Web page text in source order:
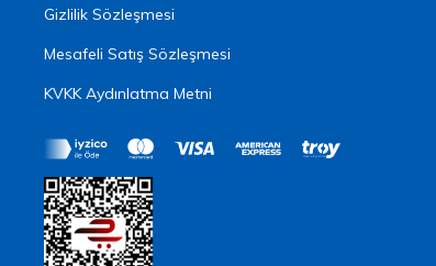
Gizlilik Sözleşmesi
Mesafeli Satış Sözleşmesi
KVKK Aydınlatma Metni